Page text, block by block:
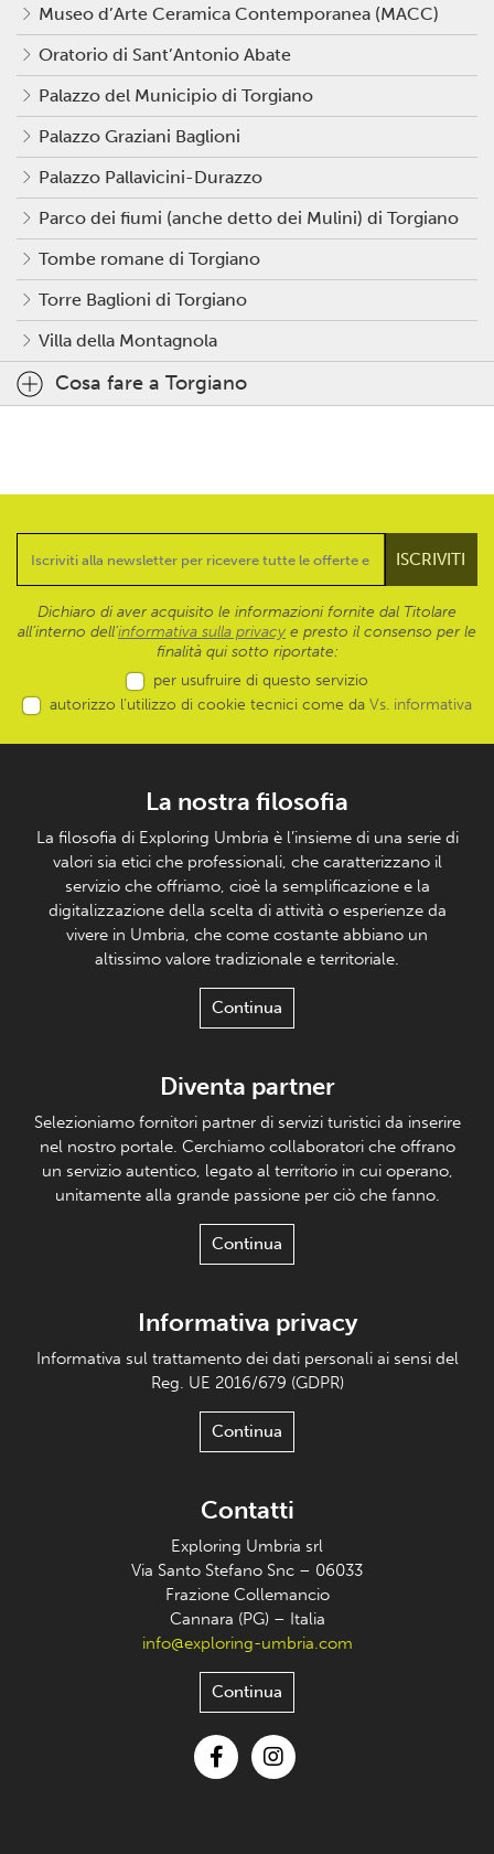
Museo d’Arte Ceramica Contemporanea (MACC)
Oratorio di Sant’Antonio Abate
Palazzo del Municipio di Torgiano
Palazzo Graziani Baglioni
Palazzo Pallavicini-Durazzo
Parco dei fiumi (anche detto dei Mulini) di Torgiano
Tombe romane di Torgiano
Torre Baglioni di Torgiano
Villa della Montagnola
Cosa fare a Torgiano
Dichiaro di aver acquisito le informazioni fornite dal Titolare
all’interno dell'informativa sulla privacy e presto il consenso per le
finalità qui sotto riportate:
per usufruire di questo servizio
autorizzo l’utilizzo di cookie tecnici come da Vs. informativa
La nostra filosofia
La filosofia di Exploring Umbria è l’insieme di una serie di
valori sia etici che professionali, che caratterizzano il
servizio che offriamo, cioè la semplificazione e la
digitalizzazione della scelta di attività o esperienze da
vivere in Umbria, che come costante abbiano un
altissimo valore tradizionale e territoriale.
Continua
Diventa partner
Selezioniamo fornitori partner di servizi turistici da inserire
nel nostro portale. Cerchiamo collaboratori che offrano
un servizio autentico, legato al territorio in cui operano,
unitamente alla grande passione per ciò che fanno.
Continua
Informativa privacy
Informativa sul trattamento dei dati personali ai sensi del
Reg. UE 2016/679 (GDPR)
Continua
Contatti
Exploring Umbria srl
Via Santo Stefano Snc – 06033
Frazione Collemancio
Cannara (PG) – Italia
info@exploring-umbria.com
Continua